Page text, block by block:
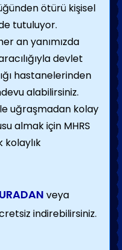
ötürü kişisel
tutuluyor.
an yanımızda
devlet
hastanelerinden
alabilirsiniz.
uğraşmadan kolay
almak için MHRS
kolaylık
veya
indirebilirsiniz.